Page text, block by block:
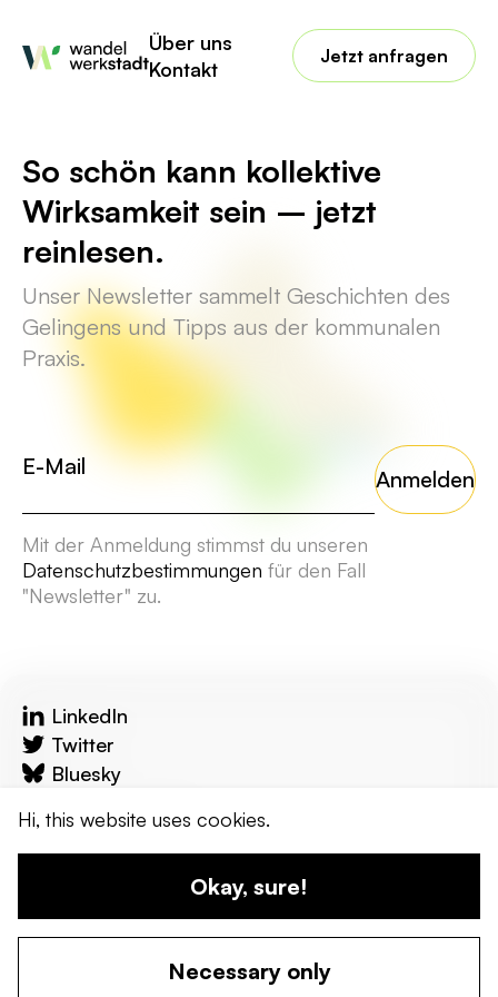
Über uns
Kontakt
Jetzt anfragen
No posts found for your tag,
category or search term.
So schön kann kollektive
Wirksamkeit sein – jetzt
reinlesen.
Unser Newsletter sammelt Geschichten des
Gelingens und Tipps aus der kommunalen
Praxis.
Anmelden
Mit der Anmeldung stimmst du unseren
Datenschutzbestimmungen für den Fall
"Newsletter" zu.
LinkedIn
Twitter
Bluesky
Kontakt
© 2024 wandel werkstadt. Erstellt von uns!
Hi, this website uses cookies.
Necessary only
Okay, sure!